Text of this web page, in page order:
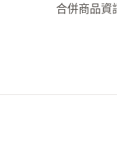
合併商品資